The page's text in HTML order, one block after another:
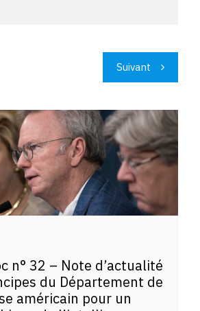
Suivant
n° 32 – Note d’actualité
du Département de
américain pour un